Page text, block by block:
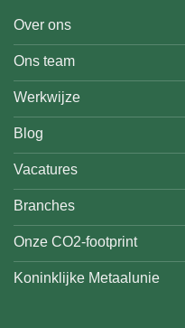
Over ons
Ons team
Werkwijze
Blog
Vacatures
Branches
Onze CO2-footprint
Koninklijke Metaalunie